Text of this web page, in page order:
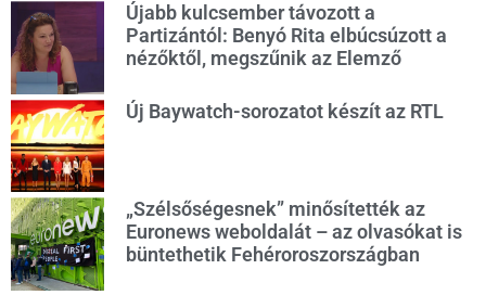
Újabb kulcsember távozott a
Partizántól: Benyó Rita elbúcsúzott a
nézőktől, megszűnik az Elemző
Új Baywatch-sorozatot készít az RTL
„Szélsőségesnek” minősítették az
Euronews weboldalát – az olvasókat is
büntethetik Fehéroroszországban